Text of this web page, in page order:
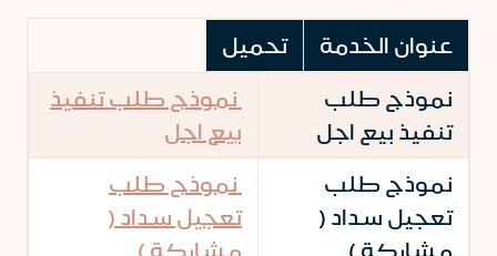
عنوان الخدمة تحميل
نموذج طلب
تنفيذ بيع اجل
نموذج طلب تنفيذ
بيع اجل
نموذج طلب
تعجيل سداد (
مشاركة )
نموذج طلب
تعجيل سداد (
مشاركة )